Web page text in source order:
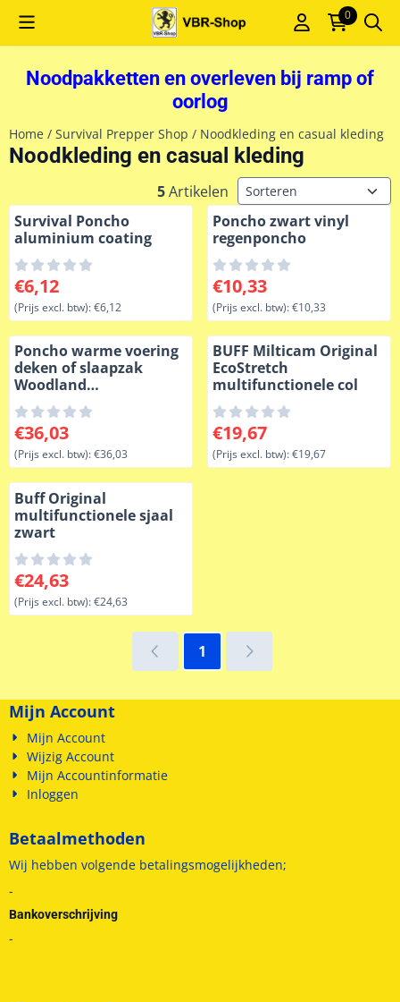
Cookievoorkeuren zijn momenteel gesloten. 0
Noodpakketten en overleven bij ramp of
oorlog
Home / Survival Prepper Shop / Noodkleding en casual kleding
Noodkleding en casual kleding
5Artikelen Sorteermethode
Survival Poncho
aluminium coating
Prijs: 6,12, exclusief btw: 6,12
€6,12
(Prijs excl. btw):€6,12
Poncho zwart vinyl
regenponcho
Prijs: 10,33, exclusief btw:
€10,33
(Prijs excl. btw):€10,33
Poncho warme voering
deken of slaapzak
Woodland
multifunctioneel
Prijs: 36,03, exclusief btw: 36,03
€36,03
(Prijs excl. btw):€36,03
BUFF Milticam Original
EcoStretch
multifunctionele col
Prijs: 19,67, exclusief btw:
€19,67
(Prijs excl. btw):€19,67
Buff Original
multifunctionele sjaal
zwart
Prijs: 24,63, exclusief btw: 24,63
€24,63
(Prijs excl. btw):€24,63
1
Mijn Account
Mijn Account
Wijzig Account
Mijn Accountinformatie
Inloggen
Betaalmethoden
Wij hebben volgende betalingsmogelijkheden;
-
Bankoverschrijving
-